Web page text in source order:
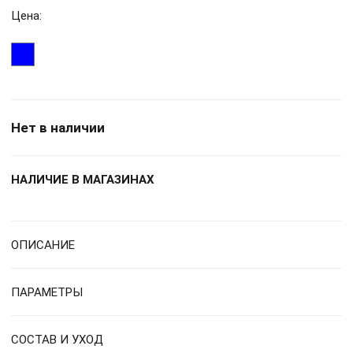
Цена:
Нет в наличии
НАЛИЧИЕ В МАГАЗИНАХ
ОПИСАНИЕ
ПАРАМЕТРЫ
СОСТАВ И УХОД